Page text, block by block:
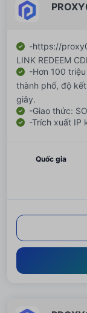
-https://
LINK REDEEM
-Hơn 100
thành phố, độ
giây.
-Giao thức:
-Trích xuất IP
Quốc gia